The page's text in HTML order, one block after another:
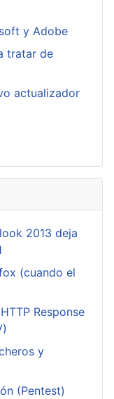
y Adobe
tratar de
actualizador
2013 deja
(cuando el
Response
y
(Pentest)